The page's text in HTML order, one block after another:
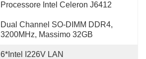
Processore Intel Celeron J6412
Dual Channel SO-DIMM DDR4,
3200MHz, Massimo 32GB
6*Intel I226V LAN